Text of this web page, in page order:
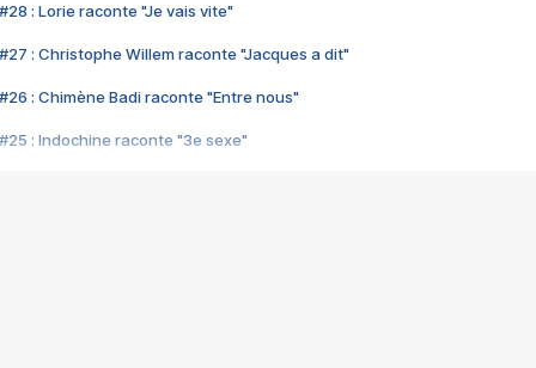
#28 : Lorie raconte "Je vais vite"
#27 : Christophe Willem raconte "Jacques a dit"
#26 : Chimène Badi raconte "Entre nous"
#25 : Indochine raconte "3e sexe"